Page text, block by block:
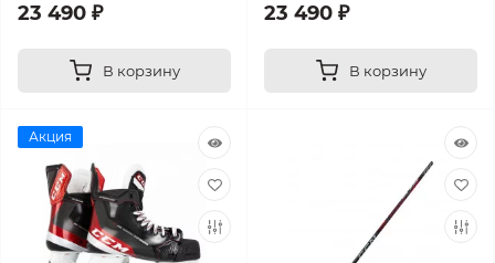
23 490 ₽
В корзину
23 490 ₽
В корзину
Акция